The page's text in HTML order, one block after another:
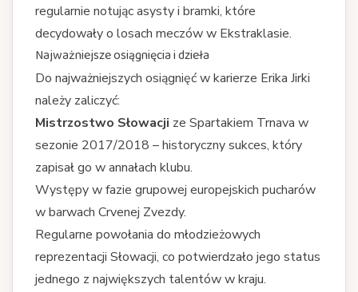
regularnie notując asysty i bramki, które
decydowały o losach meczów w Ekstraklasie.
Najważniejsze osiągnięcia i dzieła
Do najważniejszych osiągnięć w karierze Erika Jirki
należy zaliczyć:
Mistrzostwo Słowacji ze Spartakiem Trnava w
sezonie 2017/2018 – historyczny sukces, który
zapisał go w annałach klubu.
Występy w fazie grupowej europejskich pucharów
w barwach Crvenej Zvezdy.
Regularne powołania do młodzieżowych
reprezentacji Słowacji, co potwierdzało jego status
jednego z największych talentów w kraju.